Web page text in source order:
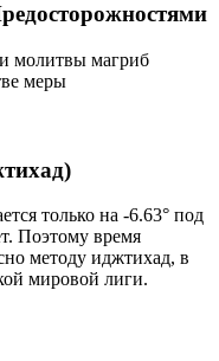
молитвы магриб
меры
только на -6.63° под
Поэтому время
методу иджтихад, в
мировой лиги.